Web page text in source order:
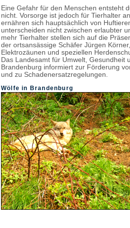
Eine Gefahr für den Menschen entsteht
nicht. Vorsorge ist jedoch für Tierhalter
ernähren sich hauptsächlich von
unterscheiden nicht zwischen erlaubter
mehr Tierhalter stellen sich auf die
der ortsansässige Schäfer Jürgen
Elektrozäunen und speziellen
Das Landesamt für Umwelt, Gesundheit
Brandenburg informiert zur Förderung
und zu Schadenersatzregelungen.
Wölfe in Brandenburg